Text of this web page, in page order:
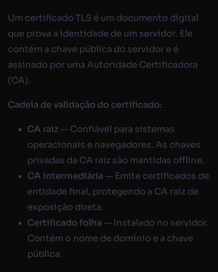
Um certificado TLS é um documento digital
que prova a identidade de um servidor. Ele
contém a chave pública do servidor e é
assinado por uma Autoridade Certificadora
(CA).
Cadeia de validação do certificado:
CA raiz — Confiável para sistemas
operacionais e navegadores. As chaves
privadas da CA raiz são mantidas offline.
CA intermediária — Emite certificados de
entidade final, protegendo a CA raiz de
exposição direta.
Certificado folha — Instalado no servidor.
Contém o nome de domínio e a chave
pública.